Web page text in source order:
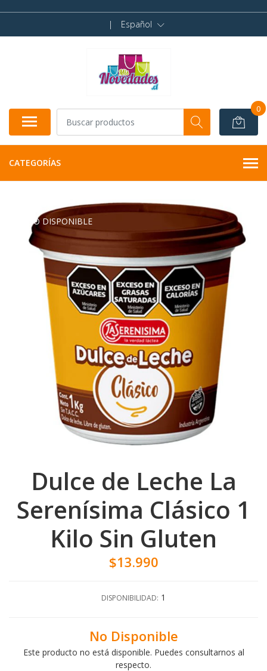
| Español
0
CATEGORÍAS
NO DISPONIBLE
Dulce de Leche La
Serenísima Clásico 1
Kilo Sin Gluten
$13.990
DISPONIBILIDAD: 1
No Disponible
Este producto no está disponible. Puedes consultarnos al
respecto.